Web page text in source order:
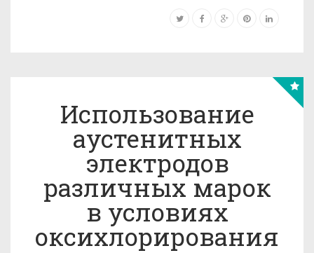
Использование
аустенитных
электродов
различных марок
в условиях
оксихлорирования